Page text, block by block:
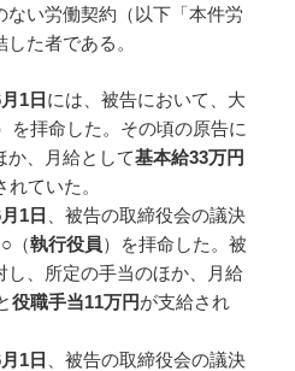
い労働契約（以下「本件労
た者である。
月1 日 には、被告において、大
を拝命した。その頃の原告に
か、月給として基本給33万円
れていた。
月1 日
、被告の取締役会の議決
（執行役員）を拝命した。被
し、所定の手当のほか、月給
役職手当11万円が支給され
月1 日
、被告の取締役会の議決